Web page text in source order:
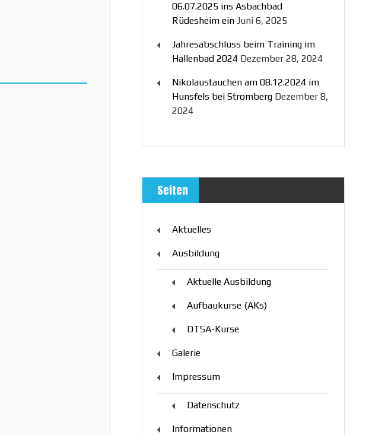
06.07.2025 ins Asbachbad
Rüdesheim ein Juni 6, 2025
Jahresabschluss beim Training im
Hallenbad 2024 Dezember 28, 2024
Nikolaustauchen am 08.12.2024 im
Hunsfels bei Stromberg Dezember 8,
2024
Seiten
Aktuelles
Ausbildung
Aktuelle Ausbildung
Aufbaukurse (AKs)
DTSA-Kurse
Galerie
Impressum
Datenschutz
Informationen